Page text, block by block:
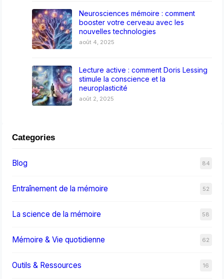
Neurosciences mémoire : comment
booster votre cerveau avec les
nouvelles technologies
août 4, 2025
Lecture active : comment Doris Lessing
stimule la conscience et la
neuroplasticité
août 2, 2025
Categories
Blog 84
Entraînement de la mémoire 52
La science de la mémoire 58
Mémoire & Vie quotidienne 62
Outils & Ressources 16